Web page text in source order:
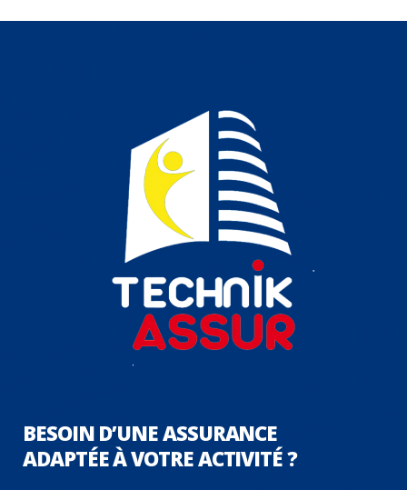
BESOIN D’UNE ASSURANCE
ADAPTÉE À VOTRE ACTIVITÉ ?